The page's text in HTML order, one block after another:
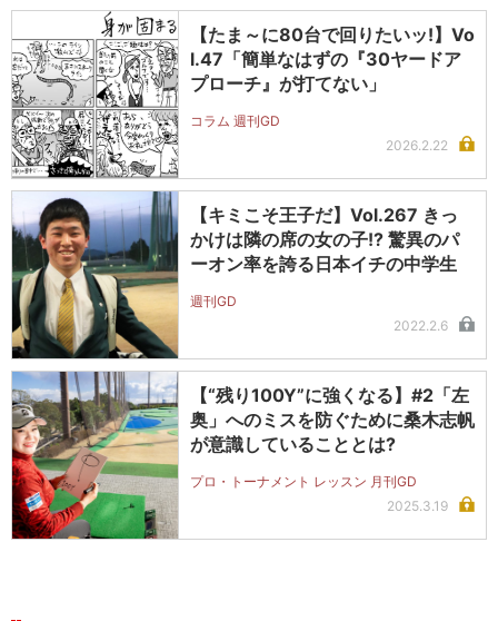
【たま～に80台で回りたいッ!】Vo
l.47「簡単なはずの『30ヤードア
プローチ』が打てない」
コラム 週刊GD
2026.2.22
【キミこそ王子だ】Vol.267 きっ
かけは隣の席の女の子!? 驚異のパ
ーオン率を誇る日本イチの中学生
週刊GD
2022.2.6
【“残り100Y”に強くなる】#2「左
奥」へのミスを防ぐために桑木志帆
が意識していることとは?
プロ・トーナメント レッスン 月刊GD
2025.3.19